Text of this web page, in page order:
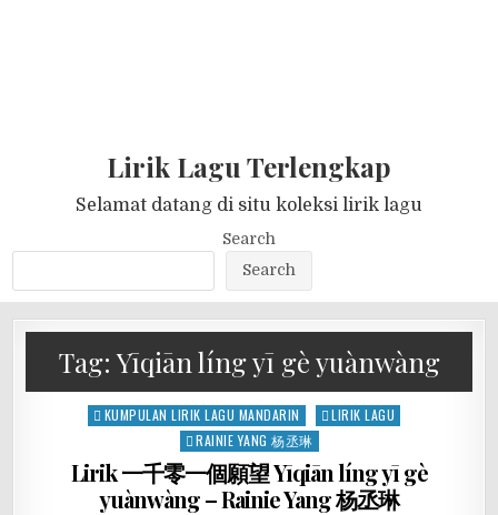
Lirik Lagu Terlengkap
Selamat datang di situ koleksi lirik lagu
Search
Search
Tag:Yīqiān líng yī gè yuànwàng
Posted
KUMPULAN LIRIK LAGU MANDARIN
LIRIK LAGU
RAINIE YANG 杨丞琳
Lirik 一千零一個願望 Yīqiān líng yī gè
yuànwàng – Rainie Yang 杨丞琳